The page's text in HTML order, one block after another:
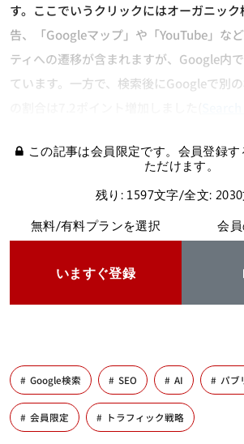
す。ここでいうクリックにはオーガニッ
告、「Googleマップ」や「YouTube」な
ティへの遷移が含まれますが、Google内
ています。一方で、検索後にGoogleで別
この記事は会員限定です。会員登録
ただけます。
残り: 1597文字/全文:
無料/有料プランを選択
いますぐ登録
会
Google検索 SEO AI パブ
会員限定 トラフィック戦略